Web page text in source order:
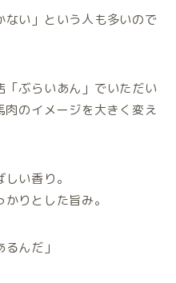
い」という人も多いので
ぶらいあん」でいただい
肉のイメージを大きく変え
い香り。
りとした旨み。
んだ」